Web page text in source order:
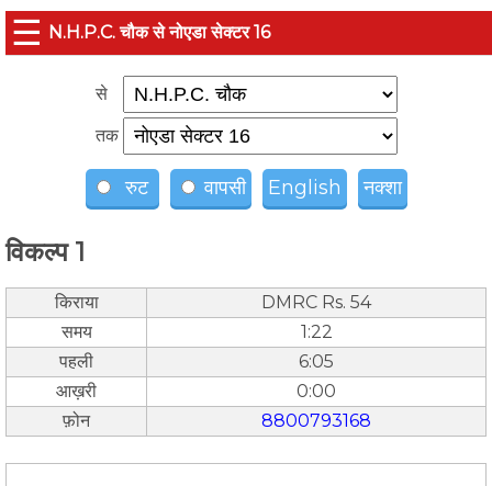
☰ N.H.P.C. चौक से नोएडा सेक्टर 16
से
तक
रुट वापसी English नक्शा
विकल्प 1
किराया
DMRC Rs. 54
समय
1:22
पहली
6:05
आख़री
0:00
फ़ोन
8800793168